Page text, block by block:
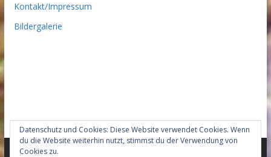
Kontakt/Impressum
Bildergalerie
Datenschutz und Cookies: Diese Website verwendet Cookies. Wenn
du die Website weiterhin nutzt, stimmst du der Verwendung von
Cookies zu.